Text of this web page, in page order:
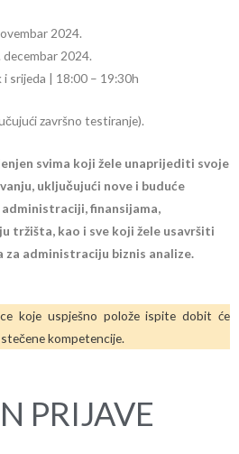
2024.
2024.
srijeda | 18:00 – 19:30h
završno testiranje).
svima koji žele unaprijediti svoje
uključujući nove i buduće
finansijama,
tržišta, kao i sve koji žele usavršiti
za administraciju biznis analize.
koje uspješno polože ispite dobit će
kompetencije.
PRIJAVE